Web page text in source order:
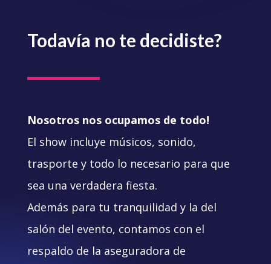
Todavía no te decidiste?
Nosotros nos ocupamos de todo!
El show incluye músicos, sonido,
trasporte y todo lo necesario para que
sea una verdadera fiesta.
Además para tu tranquilidad y la del
salón del evento, contamos con el
respaldo de la aseguradora de